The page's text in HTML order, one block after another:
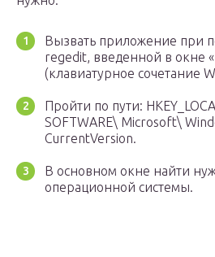
Вызвать приложение при
regedit, введенной в окне
(клавиатурное сочетание
Пройти по пути:
SOFTWARE\ Microsoft\
CurrentVersion.
В основном окне найти
операционной системы.